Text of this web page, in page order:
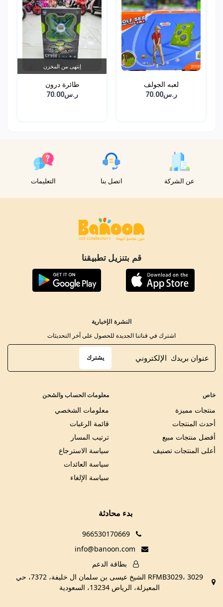
لعبه الجولف
ر.س70.00
إنتهى من المخزن
طائرة درون
ر.س70.00
عن الشركة اتصل بنا التعليمات
قم بتنزيل تطبيقنا
خاص
منتجات مميزة
أحدث المنتجات
أفضل منتجات مبيع
أعلى المنتجات تصنيف
معلومات الحساب والشحن
معلومات الشخصي
قائمة الرغبات
ترتيب المسار
سياسة الاسترجاع
سياسة العائدات
سياسة الإلغاء
النشرة الإخبارية
اشترك في قناتنا الجديدة للحصول على آخر التحديثات
يشترك
بدء محادثة
966530170669
بطاقة الدعم
RFMB3029، 3029 الشيخ عيسى بن سلمان ال خليفة، 7372، حي
المعيزلة، الرياض 13234، السعودية